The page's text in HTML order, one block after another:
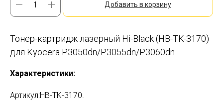
Добавить в корзину
Тонер-картридж лазерный Hi-Black (HB-TK-3170)
для Kyocera P3050dn/P3055dn/P3060dn
Характеристики:
Артикул:HB-TK-3170.